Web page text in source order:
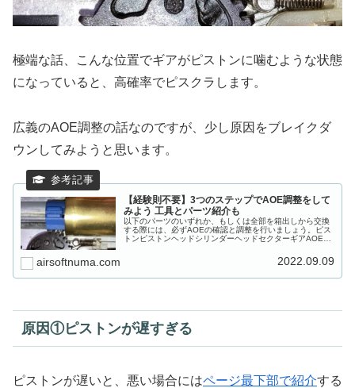
極端な話、こんな位置でギアがピストンに噛むような状態
になっていると、高確率でピスクラします。
広義のAOE調整の話なのですが、少し原因をブレイクダ
ウンしてみようと思います。
【経験則不要】3つのステップでAOE調整をして
みよう 工具とパーツ紹介も
以下のパーツのいずれか、もしくは全部を箱出しから交換
する際には、必ずAOEの確認と調整を行いましょう。ピス
トンピストンヘッドシリンダーヘッドセクターギアAOE調
airsoftnuma.com 2022.09.09
原因①ピストンが遅すぎる
ピストンが遅いと、悪い場合にはページ最下部で紹介する